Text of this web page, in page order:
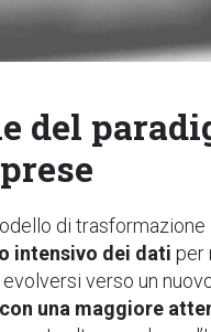
del
di
intensivo dei dati per
verso un
una maggiore